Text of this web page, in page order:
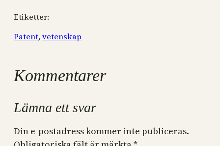
Etiketter:
Patent, vetenskap
Kommentarer
Lämna ett svar
Din e-postadress kommer inte publiceras.